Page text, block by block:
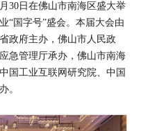
30日在佛山市南海区盛大举
“国字号”盛会。本届大会由
政府主办，佛山市人民政
急管理厅承办，佛山市南海
国工业互联网研究院、中国
。